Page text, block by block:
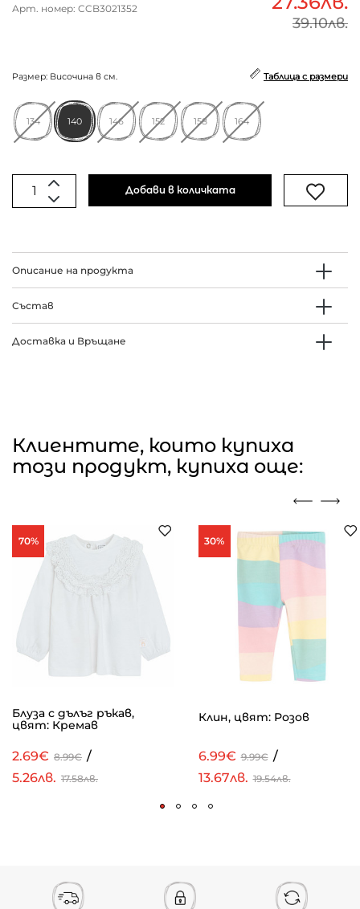
Арт. номер: CCB3021352
39.10лв.
Размер: Височина в см. Таблица с размери
134 140 146 152 158 164
Добави в количката
Описание на продукта
Състав
Доставка и Връщане
Клиентите, които купиха
този продукт, купиха още:
70%
Блуза с дълъг ръкав,
цвят: Кремав
2.69€ 8.99€ /
5.26лв. 17.58лв.
30%
Клин, цвят: Розов
6.99€ 9.99€ /
13.67лв. 19.54лв.